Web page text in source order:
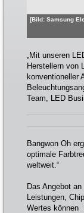
[Bild: Samsung
„Mit unseren
Herstellern von
konventioneller
Team, LED
Bangwon Oh
optimale
weltweit.“
Das Angebot
Leistungen,
Wertes können